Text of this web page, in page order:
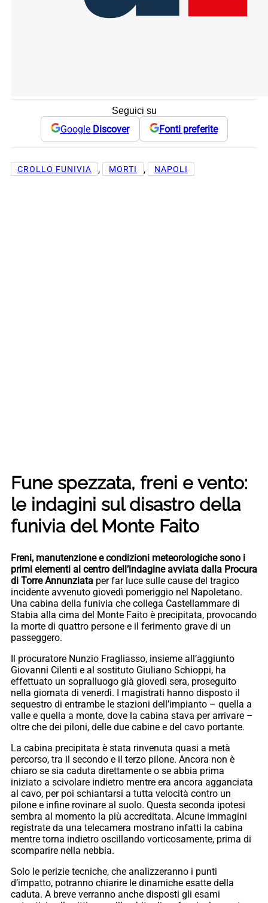
Seguici su
Google Discover Fonti preferite
CROLLO FUNIVIA , MORTI , NAPOLI
Fune spezzata, freni e vento:
le indagini sul disastro della
funivia del Monte Faito
Freni, manutenzione e condizioni meteorologiche sono i
primi elementi al centro dell’indagine avviata dalla Procura
di Torre Annunziata per far luce sulle cause del tragico
incidente avvenuto giovedì pomeriggio nel Napoletano.
Una cabina della funivia che collega Castellammare di
Stabia alla cima del Monte Faito è precipitata, provocando
la morte di quattro persone e il ferimento grave di un
passeggero.
Il procuratore Nunzio Fragliasso, insieme all’aggiunto
Giovanni Cilenti e al sostituto Giuliano Schioppi, ha
effettuato un sopralluogo già giovedì sera, proseguito
nella giornata di venerdì. I magistrati hanno disposto il
sequestro di entrambe le stazioni dell’impianto – quella a
valle e quella a monte, dove la cabina stava per arrivare –
oltre che dei piloni, delle due cabine e del cavo portante.
La cabina precipitata è stata rinvenuta quasi a metà
percorso, tra il secondo e il terzo pilone. Ancora non è
chiaro se sia caduta direttamente o se abbia prima
iniziato a scivolare indietro mentre era ancora agganciata
al cavo, per poi schiantarsi a tutta velocità contro un
pilone e infine rovinare al suolo. Questa seconda ipotesi
sembra al momento la più accreditata. Alcune immagini
registrate da una telecamera mostrano infatti la cabina
mentre torna indietro oscillando vorticosamente, prima di
scomparire nella nebbia.
Solo le perizie tecniche, che analizzeranno i punti
d’impatto, potranno chiarire le dinamiche esatte della
caduta. A breve verranno anche disposti gli esami